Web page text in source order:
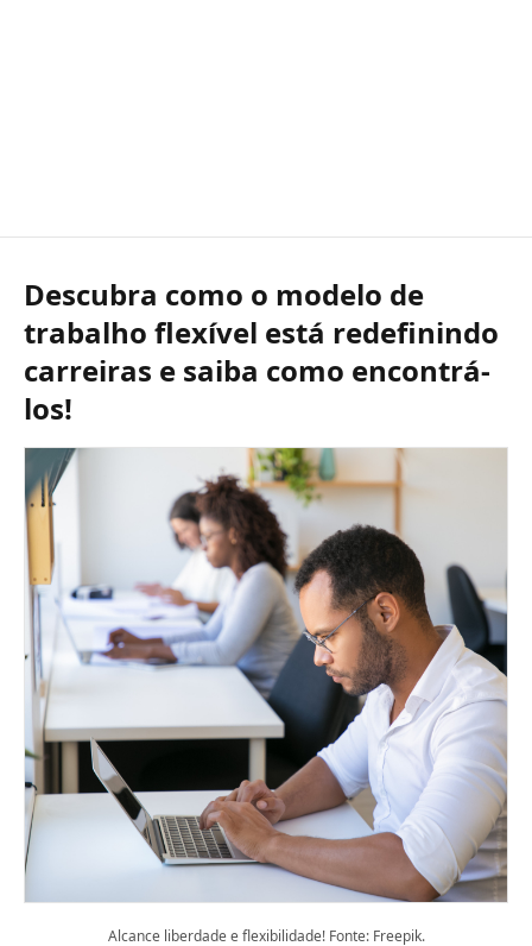
Descubra como o modelo de
trabalho flexível está redefinindo
carreiras e saiba como encontrá-
los!
Alcance liberdade e flexibilidade! Fonte: Freepik.